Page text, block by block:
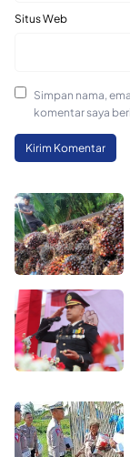
Situs Web
Simpan nama,
komentar saya